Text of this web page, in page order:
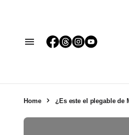
Home ¿Es este el plegable de